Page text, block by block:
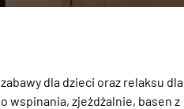
dla dzieci oraz relaksu dla
wspinania, zjeżdżalnie, basen z